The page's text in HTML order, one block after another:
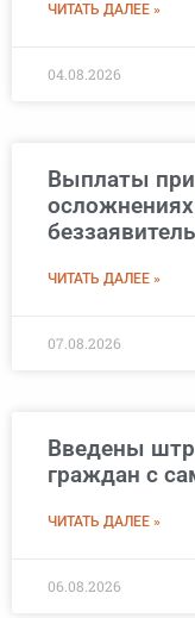
ЧИТАТЬ ДАЛЕЕ »
04.08.2026
Выплаты
осложнениях
ЧИТАТЬ ДАЛЕЕ »
07.08.2026
Введены
граждан с
ЧИТАТЬ ДАЛЕЕ »
06.08.2026